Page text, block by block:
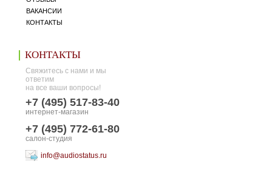
ВАКАНСИИ
КОНТАКТЫ
КОНТАКТЫ
Свяжитесь с нами и мы
ответим
на все ваши вопросы!
+7 (495) 517-83-40
интернет-магазин
+7 (495) 772-61-80
салон-студия
info@audiostatus.ru